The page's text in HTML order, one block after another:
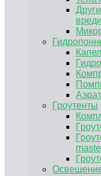
board
Гроутенты